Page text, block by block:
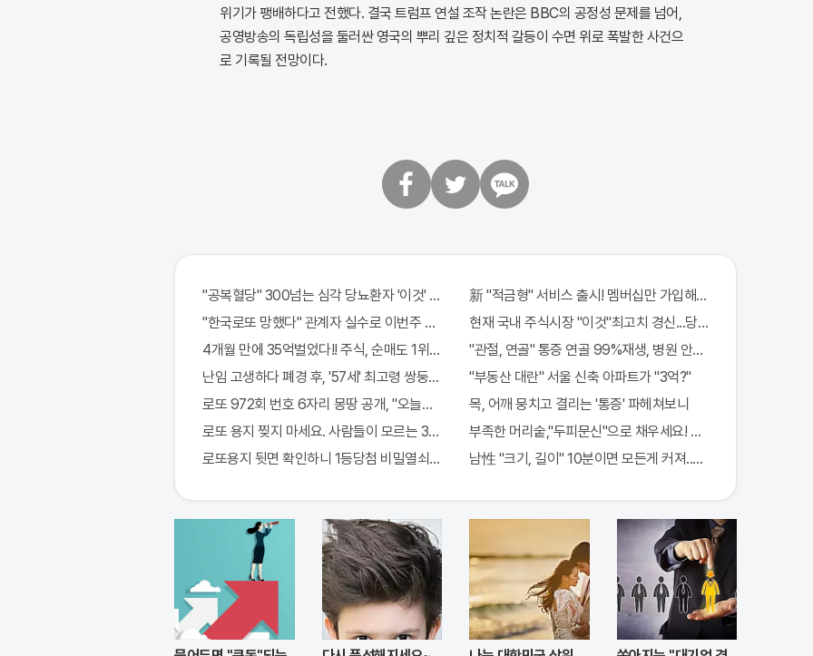
위기가 팽배하다고 전했다. 결국 트럼프 연설 조작 논란은 BBC의 공정성 문제를 넘어,
공영방송의 독립성을 둘러싼 영국의 뿌리 깊은 정치적 갈등이 수면 위로 폭발한 사건으
로 기록될 전망이다.
북
톡
"공복혈당" 300넘는 심각 당뇨환자 '이것' 먹자마자..바로
"한국로또 망했다" 관계자 실수로 이번주 971회차 번호 6자리 공개!? 꼭 확인해라!
4개월 만에 35억벌었다!! 주식, 순매도 1위종목..."충격"
난임 고생하다 폐경 후, '57세' 최고령 쌍둥이 출산?
로또 972회 번호 6자리 몽땅 공개, "오늘만" 무료니까 꼭 오늘 확인하세요.
로또 용지 찢지 마세요. 사람들이 모르는 3가지!!
로또용지 뒷면 확인하니 1등당첨 비밀열쇠 발견돼
新 "적금형" 서비스 출시! 멤버십만 가입해도 "최신가전" 선착순
현재 국내 주식시장 "이것"최고치 경신...당장 매수해라!!
"관절, 연골" 통증 연골 99%재생, 병원 안가도돼... "충격"
"부동산 대란" 서울 신축 아파트가 "3억?"
목, 어깨 뭉치고 결리는 '통증' 파헤쳐보니
부족한 머리숱,"두피문신"으로 채우세요! 글로웰의원 의)96837
남性 "크기, 길이" 10분이면 모든게 커져..화제!